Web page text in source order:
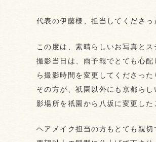
代表の伊藤様、担当してくださ
この度は、素晴らしいお写真と
撮影当日は、雨予報でとても心
ら撮影時間を変更してくださっ
その方が、祇園以外にも京都ら
影場所を祇園から八坂に変更し
ヘアメイク担当の方もとても親